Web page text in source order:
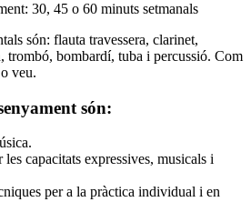
30, 45 o 60 minuts setmanals
són: flauta travessera, clarinet,
trombó, bombardí, tuba i percussió. Com
veu.
són:
capacitats expressives, musicals i
per a la pràctica individual i en